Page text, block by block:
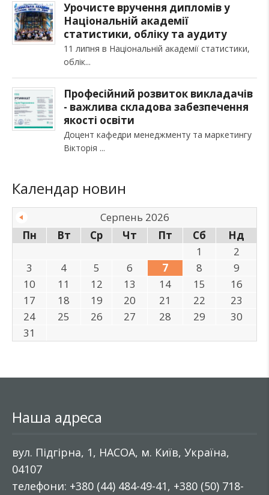
Урочисте вручення дипломів у
Національній академії
статистики, обліку та аудиту
11 липня в Національній академії статистики,
облік
Професійний розвиток викладачів
- важлива складова забезпечення
якості освіти
Доцент кафедри менеджменту та маркетингу
Вікторія
Календар новин
Серпень 2026
Пн
Вт Ср Чт Пт Сб
Нд
1
2
3
4 5 6 7 8
9
10
11 12 13 14 15
16
17
18 19 20 21 22
23
24
25 26 27 28 29
30
31
Наша адреса
вул. Підгірна, 1, НАСОА, м. Київ, Україна,
04107
телефони: +380 (44) 484-49-41, +380 (50) 718-